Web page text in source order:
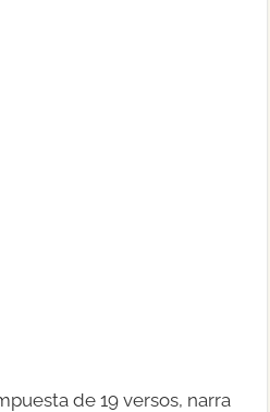
de 19 versos, narra